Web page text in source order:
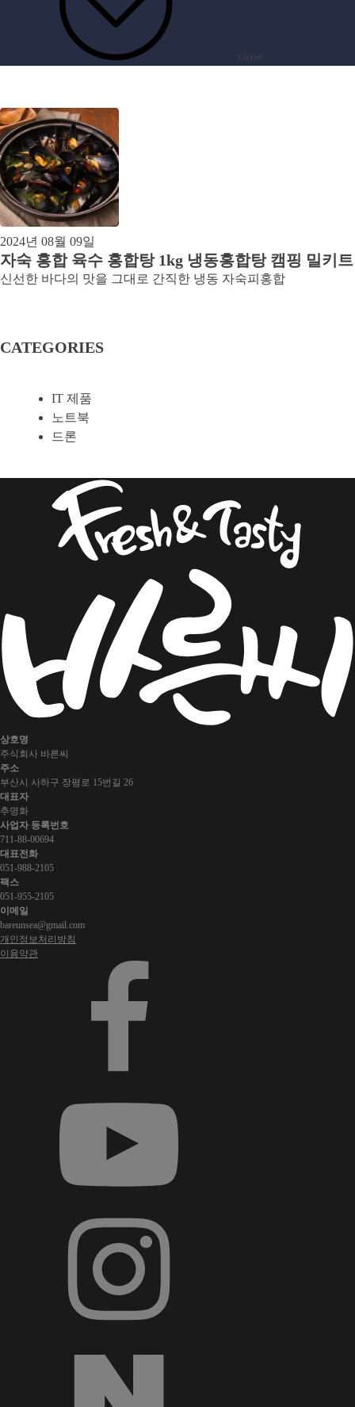
close
2024년 08월 09일
자숙 홍합 육수 홍합탕 1kg 냉동홍합탕 캠핑 밀키트
신선한 바다의 맛을 그대로 간직한 냉동 자숙피홍합
CATEGORIES
IT 제품
노트북
드론
상호명
주식회사 바른씨
주소
부산시 사하구 장평로 15번길 26
대표자
추명화
사업자 등록번호
711-88-00694
대표전화
051-988-2105
팩스
051-955-2105
이메일
bareunsea@gmail.com
개인정보처리방침
이용약관